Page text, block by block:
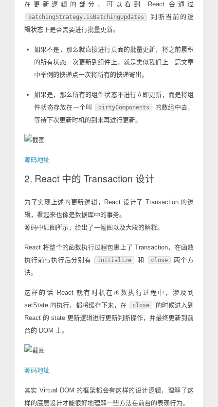
在更新逻辑的部分，可以看到 React 会通过
batchingStrategy.isBatchingUpdates
判断当前的逻
辑状态下是否需要进行批量更新。
如果不是，那么就直接进行页面的批量更新，将之前累积
的所有状态一次更新到组件上。就是类似我们上一篇文章
中举例的快递点一次将所有的快递寄出。
如果是，那么所有的组件状态不进行立即更新，而是将组
件状态存放在一个叫
dirtyComponents
的数组中去，
等待下次更新时机的到来再进行更新。
源码地址
2. React 中的 Transaction 设计
为了实现上述的更新逻辑，React 设计了 Transaction 的逻
辑，看起来也像是数据库中的事务。
源码中如图所示，给出了一幅图以及大段的解释。
React 将整个的函数执行过程包裹上了 Transaction，在函数
执行前与执行后分别有
initialize 和 close
两个方
法。
这样的话 React 就有时机在函数执行过程中，涉及到
setState 的执行，都将缓存下来，在
close
的时候进入到
React 的 state 更新逻辑进行更新判断操作，并最终更新到前
台的 DOM 上。
源码地址
其实 Virtual DOM 的框架都会有这样的设计逻辑，理解了这
样的底层设计才能很好地理解一些方法在前台的表现行为。